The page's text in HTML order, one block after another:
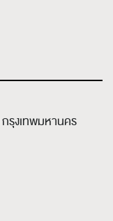
กรุงเทพมหานคร